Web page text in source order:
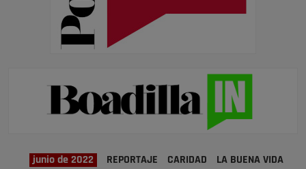
junio de 2022 REPORTAJE CARIDAD LA BUENA VIDA